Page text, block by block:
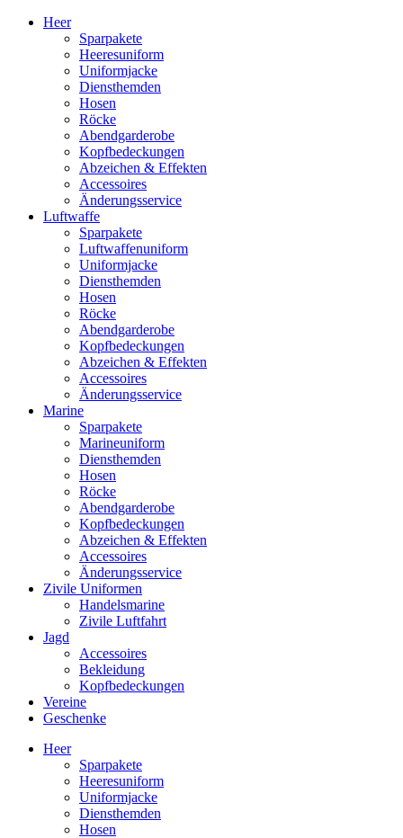
Heer
Sparpakete
Heeresuniform
Uniformjacke
Diensthemden
Hosen
Röcke
Abendgarderobe
Kopfbedeckungen
Abzeichen & Effekten
Accessoires
Änderungsservice
Luftwaffe
Sparpakete
Luftwaffenuniform
Uniformjacke
Diensthemden
Hosen
Röcke
Abendgarderobe
Kopfbedeckungen
Abzeichen & Effekten
Accessoires
Änderungsservice
Marine
Sparpakete
Marineuniform
Diensthemden
Hosen
Röcke
Abendgarderobe
Kopfbedeckungen
Abzeichen & Effekten
Accessoires
Änderungsservice
Zivile Uniformen
Handelsmarine
Zivile Luftfahrt
Jagd
Accessoires
Bekleidung
Kopfbedeckungen
Vereine
Geschenke
Heer
Sparpakete
Heeresuniform
Uniformjacke
Diensthemden
Hosen